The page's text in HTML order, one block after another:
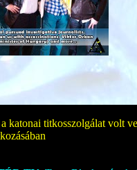
katonai titkosszolgálat volt